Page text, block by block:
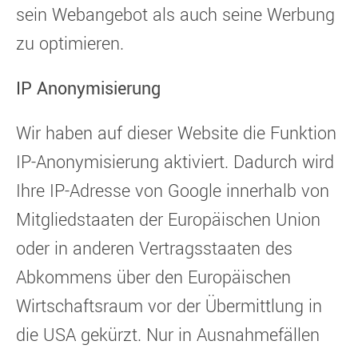
sein Webangebot als auch seine Werbung
zu optimieren.
IP Anonymisierung
Wir haben auf dieser Website die Funktion
IP-Anonymisierung aktiviert. Dadurch wird
Ihre IP-Adresse von Google innerhalb von
Mitgliedstaaten der Europäischen Union
oder in anderen Vertragsstaaten des
Abkommens über den Europäischen
Wirtschaftsraum vor der Übermittlung in
die USA gekürzt. Nur in Ausnahmefällen